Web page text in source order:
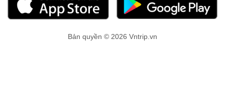
Bản quyền © 2026 Vntrip.vn